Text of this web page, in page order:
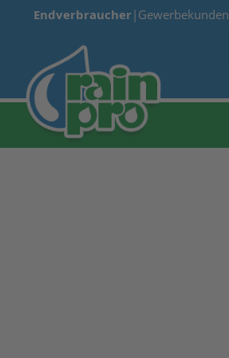
Endverbraucher| Gewerbekunden